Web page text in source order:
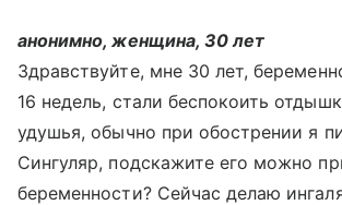
анонимно, женщина, 30 лет
Здравствуйте, мне 30 лет,
16 недель, стали беспокоить
удушья, обычно при обострении я
Сингуляр, подскажите его можно
беременности? Сейчас делаю